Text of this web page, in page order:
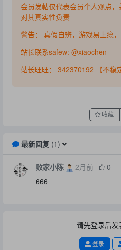
会员发帖仅代表会员个人观点
对其真实性负责
警告： 真假自辨，游戏易上瘾，
站长联系safew: @xiaochen
站长旺旺： 342370192 【不稳
收藏
最新回复(1)
败家小陈 2月前 0
666
请先登录后发
登录